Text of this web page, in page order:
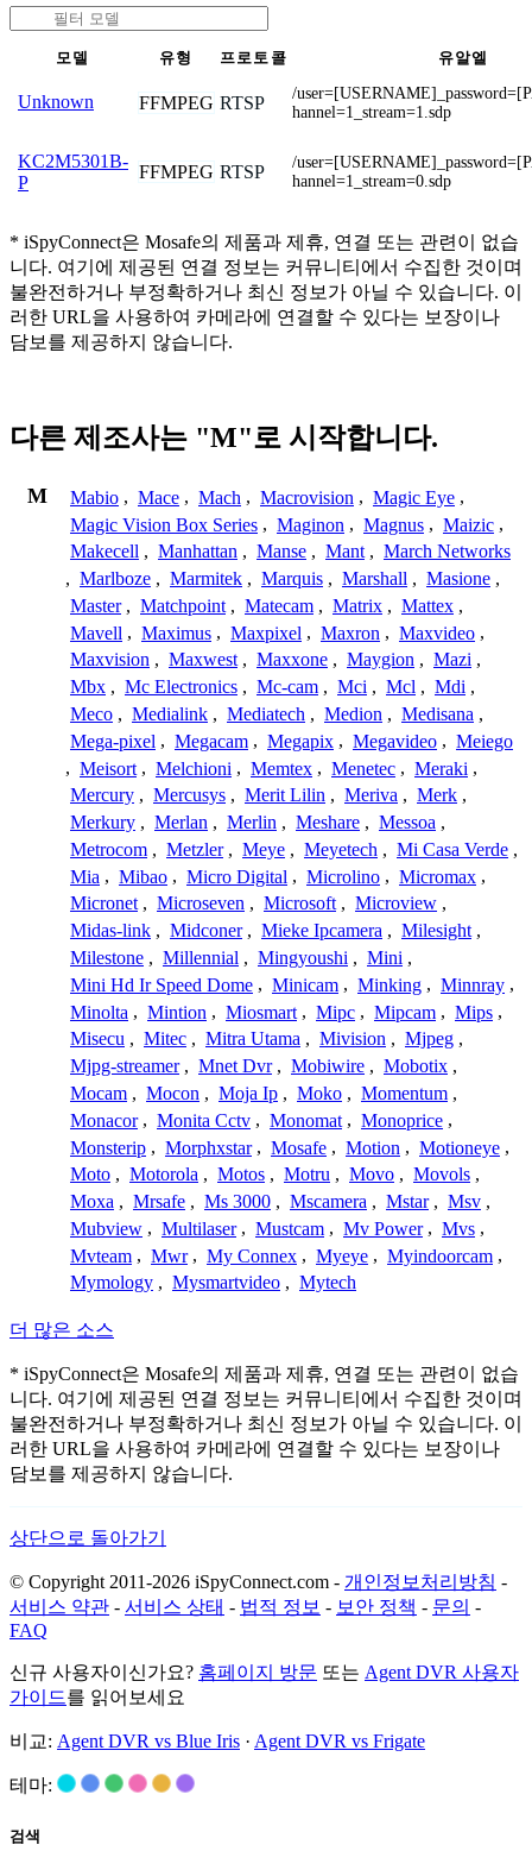
모델 유형 프로토콜 유알엘
Unknown FFMPEG RTSP
/
hannel=1_stream=1.sdp
KC2M5301B-
P
FFMPEG RTSP
/
hannel=1_stream=0.sdp
* iSpyConnect은 Mosafe의 제품과 제휴, 연결 또는 관련이 없습
니다. 여기에 제공된 연결 정보는 커뮤니티에서 수집한 것이며
불완전하거나 부정확하거나 최신 정보가 아닐 수 있습니다. 이
러한 URL을 사용하여 카메라에 연결할 수 있다는 보장이나
담보를 제공하지 않습니다.
다른 제조사는 "M"로 시작합니다.
M Mabio , Mace , Mach , Macrovision , Magic Eye ,
Magic Vision Box Series , Maginon , Magnus , Maizic ,
Makecell , Manhattan , Manse , Mant , March Networks
, Marlboze , Marmitek , Marquis , Marshall , Masione ,
Master , Matchpoint , Matecam , Matrix , Mattex ,
Mavell , Maximus , Maxpixel , Maxron , Maxvideo ,
Maxvision , Maxwest , Maxxone , Maygion , Mazi ,
Mbx , Mc Electronics , Mc-cam , Mci , Mcl , Mdi ,
Meco , Medialink , Mediatech , Medion , Medisana ,
Mega-pixel , Megacam , Megapix , Megavideo , Meiego
, Meisort , Melchioni , Memtex , Menetec , Meraki ,
Mercury , Mercusys , Merit Lilin , Meriva , Merk ,
Merkury , Merlan , Merlin , Meshare , Messoa ,
Metrocom , Metzler , Meye , Meyetech , Mi Casa Verde ,
Mia , Mibao , Micro Digital , Microlino , Micromax ,
Micronet , Microseven , Microsoft , Microview ,
Midas-link , Midconer , Mieke Ipcamera , Milesight ,
Milestone , Millennial , Mingyoushi , Mini ,
Mini Hd Ir Speed Dome , Minicam , Minking , Minnray ,
Minolta , Mintion , Miosmart , Mipc , Mipcam , Mips ,
Misecu , Mitec , Mitra Utama , Mivision , Mjpeg ,
Mjpg-streamer , Mnet Dvr , Mobiwire , Mobotix ,
Mocam , Mocon , Moja Ip , Moko , Momentum ,
Monacor , Monita Cctv , Monomat , Monoprice ,
Monsterip , Morphxstar , Mosafe , Motion , Motioneye ,
Moto , Motorola , Motos , Motru , Movo , Movols ,
Moxa , Mrsafe , Ms 3000 , Mscamera , Mstar , Msv ,
Mubview , Multilaser , Mustcam , Mv Power , Mvs ,
Mvteam , Mwr , My Connex , Myeye , Myindoorcam ,
Mymology , Mysmartvideo , Mytech
더 많은 소스
* iSpyConnect은 Mosafe의 제품과 제휴, 연결 또는 관련이 없습
니다. 여기에 제공된 연결 정보는 커뮤니티에서 수집한 것이며
불완전하거나 부정확하거나 최신 정보가 아닐 수 있습니다. 이
러한 URL을 사용하여 카메라에 연결할 수 있다는 보장이나
담보를 제공하지 않습니다.
상단으로 돌아가기
© Copyright 2011-2026 iSpyConnect.com - 개인정보처리방침 -
서비스 약관 - 서비스 상태 - 법적 정보 - 보안 정책 - 문의 -
FAQ
신규 사용자이신가요? 홈페이지 방문 또는 Agent DVR 사용자
가이드를 읽어보세요
비교: Agent DVR vs Blue Iris · Agent DVR vs Frigate
테마:
검색